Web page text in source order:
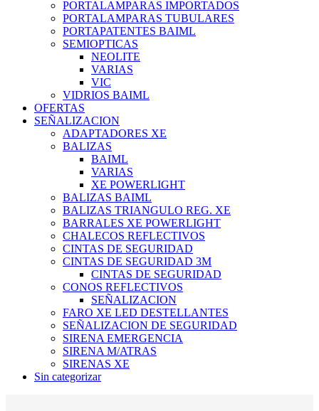
PORTALAMPARAS IMPORTADOS
PORTALAMPARAS TUBULARES
PORTAPATENTES BAIML
SEMIOPTICAS
NEOLITE
VARIAS
VIC
VIDRIOS BAIML
OFERTAS
SEÑALIZACION
ADAPTADORES XE
BALIZAS
BAIML
VARIAS
XE POWERLIGHT
BALIZAS BAIML
BALIZAS TRIANGULO REG. XE
BARRALES XE POWERLIGHT
CHALECOS REFLECTIVOS
CINTAS DE SEGURIDAD
CINTAS DE SEGURIDAD 3M
CINTAS DE SEGURIDAD
CONOS REFLECTIVOS
SEÑALIZACION
FARO XE LED DESTELLANTES
SEÑALIZACION DE SEGURIDAD
SIRENA EMERGENCIA
SIRENA M/ATRAS
SIRENAS XE
Sin categorizar